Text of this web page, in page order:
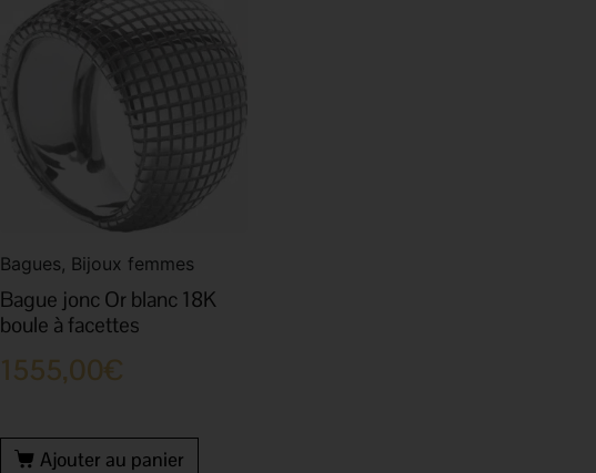
Bagues, Bijoux femmes
Bague jonc Or blanc 18K
boule à facettes
1555,00€
Ajouter au panier